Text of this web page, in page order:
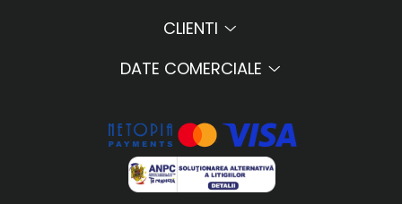
CLIENTI
DATE COMERCIALE